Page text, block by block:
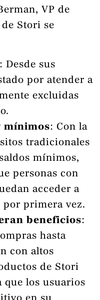
VP de
Stori se
: Desde sus
por atender a
excluidas
mínimos: Con la
tradicionales
mínimos,
personas con
acceder a
primera vez.
beneficios:
hasta
con altos
de Stori
que los usuarios